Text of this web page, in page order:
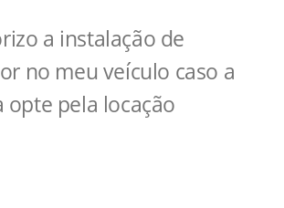
a instalação de
no meu veículo caso a
opte pela locação